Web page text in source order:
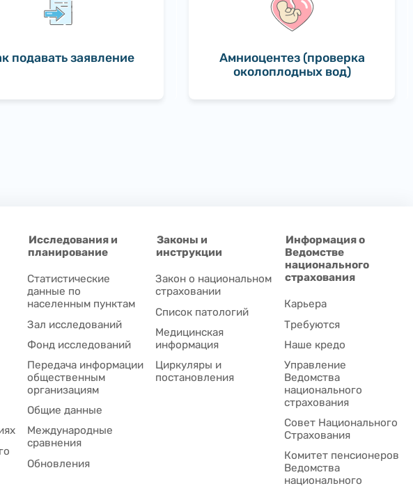
подавать заявление
Амниоцентез (проверка
околоплодных вод)
Информация о
Ведомстве
национального
страхования
Карьера
Требуются
Наше кредо
Управление
Ведомства
национального
страхования
Совет Национального
Cтрахования
Комитет пенсионеров
Ведомства
национального
Законы и
инструкции
Закон о национальном
страховании
Список патологий
Медицинская
информация
Циркуляры и
постановления
Исследования и
планирование
Статистические
данные по
населенным пунктам
Зал исследований
Фонд исследований
Передача информации
общественным
организациям
Общие данные
Международные
сравнения
Обновления